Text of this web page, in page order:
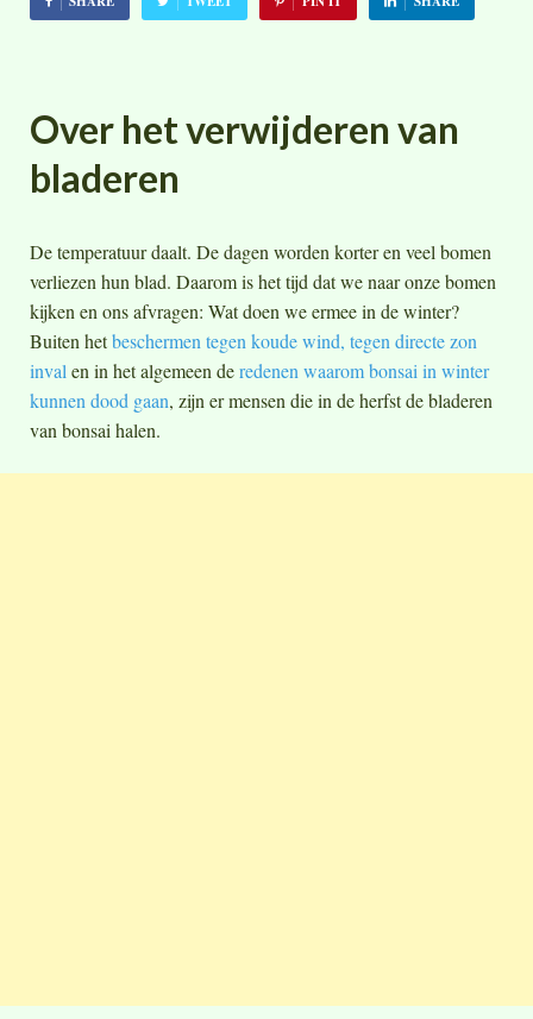
Over het verwijderen van
bladeren
De temperatuur daalt. De dagen worden korter en veel bomen
verliezen hun blad. Daarom is het tijd dat we naar onze bomen
kijken en ons afvragen: Wat doen we ermee in de winter?
Buiten hetbeschermen tegen koude wind, tegen directe zon
inval en in het algemeen deredenen waarom bonsai in winter
kunnen dood gaan, zijn er mensen die in de herfst de bladeren
van bonsai halen.